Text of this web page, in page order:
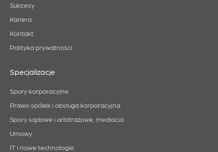
Sukcesy
Kariera
Kontakt
Polityka prywatności
Specjalizacje
Spory korporacyjne
Prawo spółek i obsługa korporacyjna
Spory sądowe i arbitrażowe, mediacja
Umowy
IT i nowe technologie